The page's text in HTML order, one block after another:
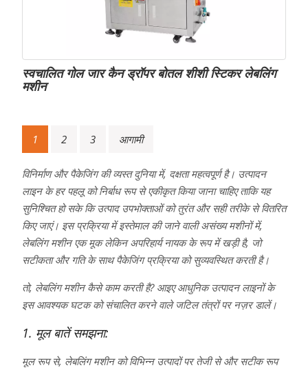
स्वचालित गोल जार कैन ड्रॉपर बोतल शीशी स्टिकर लेबलिंग
मशीन
पोस्ट्स
1 2 3 आगामी
विनिर्माण और पैकेजिंग की व्यस्त दुनिया में, दक्षता महत्वपूर्ण है। उत्पादन
लाइन के हर पहलू को निर्बाध रूप से एकीकृत किया जाना चाहिए ताकि यह
सुनिश्चित हो सके कि उत्पाद उपभोक्ताओं को तुरंत और सही तरीके से वितरित
किए जाएं। इस प्रक्रिया में इस्तेमाल की जाने वाली असंख्य मशीनों में,
लेबलिंग मशीन एक मूक लेकिन अपरिहार्य नायक के रूप में खड़ी है, जो
सटीकता और गति के साथ पैकेजिंग प्रक्रिया को सुव्यवस्थित करती है।
तो, लेबलिंग मशीन कैसे काम करती है? आइए आधुनिक उत्पादन लाइनों के
इस आवश्यक घटक को संचालित करने वाले जटिल तंत्रों पर नज़र डालें।
1. मूल बातें समझना:
मूल रूप से, लेबलिंग मशीन को विभिन्न उत्पादों पर तेजी से और सटीक रूप